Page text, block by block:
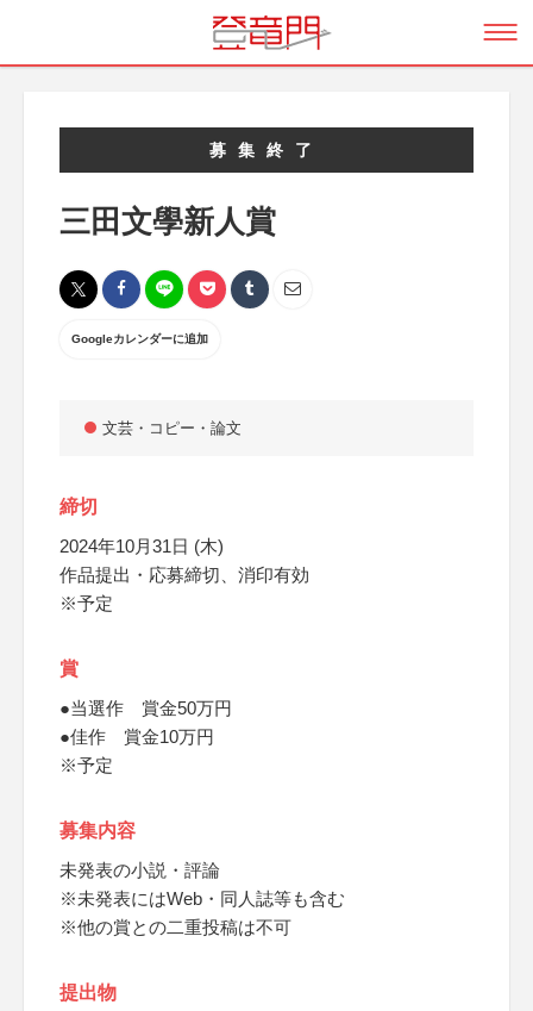
募集終了
三田文學新人賞
Googleカレンダーに追加
文芸・コピー・論文
締切
2024年10月31日 (木)
作品提出・応募締切、消印有効
※予定
賞
●当選作 賞金50万円
●佳作 賞金10万円
※予定
募集内容
未発表の小説・評論
※未発表にはWeb・同人誌等も含む
※他の賞との二重投稿は不可
提出物